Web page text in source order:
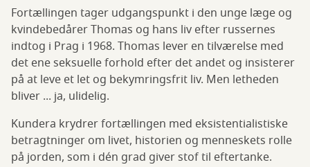
Fortællingen tager udgangspunkt i den unge læge og
kvindebedårer Thomas og hans liv efter russernes
indtog i Prag i 1968. Thomas lever en tilværelse med
det ene seksuelle forhold efter det andet og insisterer
på at leve et let og bekymringsfrit liv. Men letheden
bliver ... ja, ulidelig.
Kundera krydrer fortællingen med eksistentialistiske
betragtninger om livet, historien og menneskets rolle
på jorden, som i dén grad giver stof til eftertanke.